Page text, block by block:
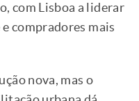
com Lisboa a liderar
compradores mais
nova, mas o